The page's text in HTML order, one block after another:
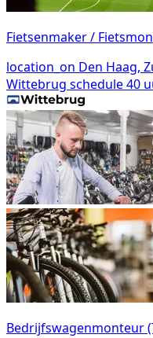
Fietsenmaker /
location_on Den Haag,
Wittebrug schedule40
Bedrijfswagenmonteur